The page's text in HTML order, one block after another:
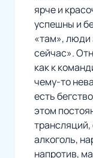
ярче и
успешны и
«там», люди
сейчас».
как к
чему-то
есть
этом
алкоголь,
напротив,